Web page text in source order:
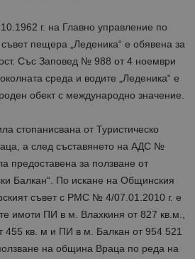
г. на Главно управление по
пещера „Леденика“ е обявена за
Със Заповед № 988 от 4 ноември
среда и водите „Леденика“ е
обект с международно значение.
стопанисвана от Туристическо
а след съставянето на АДС №
предоставена за ползване от
Балкан“. По искане на Общинския
съвет с РМС № 4/07.01.2010 г. е
имоти ПИ в м. Влахкиня от 827 кв.м.,
455 кв. м и ПИ в м. Балкан от 954 521
на община Враца по реда на